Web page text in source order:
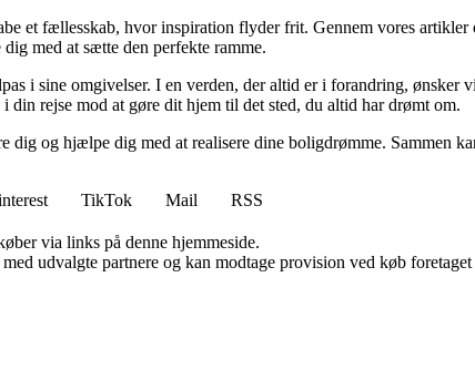
et fællesskab, hvor inspiration flyder frit. Gennem vores
med at sætte den perfekte ramme.
i sine omgivelser. I en verden, der altid er i forandring, ønsker
rejse mod at gøre dit hjem til det sted, du altid har drømt om.
og hjælpe dig med at realisere dine boligdrømme. Sammen
TikTok Mail
RSS
via links på denne hjemmeside.
udvalgte partnere og kan modtage provision ved køb